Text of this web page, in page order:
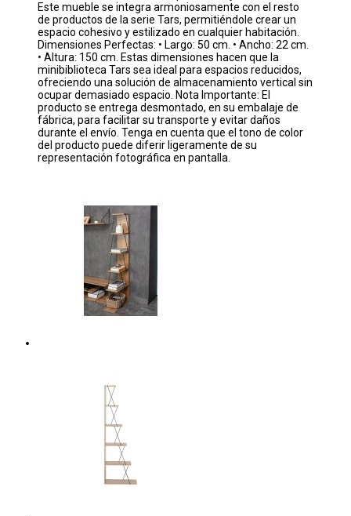
Este mueble se integra armoniosamente con el resto
de productos de la serie Tars, permitiéndole crear un
espacio cohesivo y estilizado en cualquier habitación.
Dimensiones Perfectas: • Largo: 50 cm. • Ancho: 22 cm.
• Altura: 150 cm. Estas dimensiones hacen que la
minibiblioteca Tars sea ideal para espacios reducidos,
ofreciendo una solución de almacenamiento vertical sin
ocupar demasiado espacio. Nota Importante: El
producto se entrega desmontado, en su embalaje de
fábrica, para facilitar su transporte y evitar daños
durante el envío. Tenga en cuenta que el tono de color
del producto puede diferir ligeramente de su
representación fotográfica en pantalla.